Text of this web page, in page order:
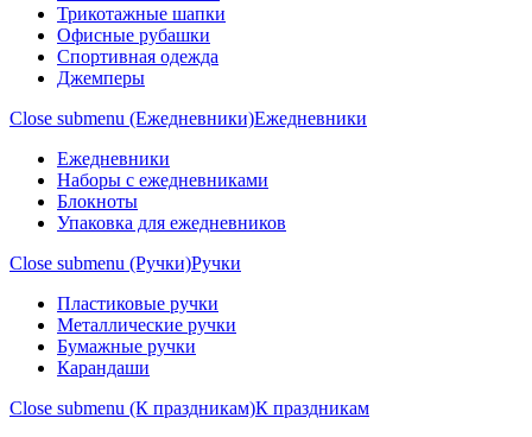
Трикотажные шапки
Офисные рубашки
Спортивная одежда
Джемперы
Close submenu (Ежедневники)Ежедневники
Ежедневники
Наборы с ежедневниками
Блокноты
Упаковка для ежедневников
Close submenu (Ручки)Ручки
Пластиковые ручки
Металлические ручки
Бумажные ручки
Карандаши
Close submenu (К праздникам)К праздникам